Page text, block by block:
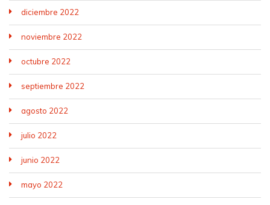
diciembre 2022
noviembre 2022
octubre 2022
septiembre 2022
agosto 2022
julio 2022
junio 2022
mayo 2022